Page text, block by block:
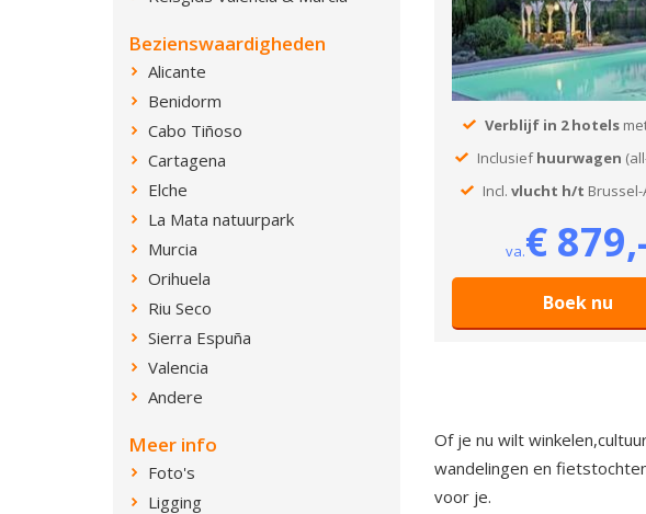
Bezienswaardigheden
Alicante
Benidorm
Cabo Tiñoso
Cartagena
Elche
La Mata natuurpark
Murcia
Orihuela
Riu Seco
Sierra Espuña
Valencia
Andere
Meer info
Foto's
Ligging
Verblijf in 2 hotels
Inclusiefhuurwagen
Incl. vlucht h/t
va.€
Boek nu
Of je nu wilt
wandelingen en
voor je.